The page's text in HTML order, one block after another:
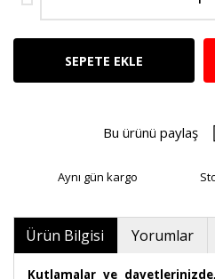
SEPETE EKLE
Bu ürünü paylaş
Aynı gün kargo
Ürün Bilgisi Yorumlar
Kutlamalar ve